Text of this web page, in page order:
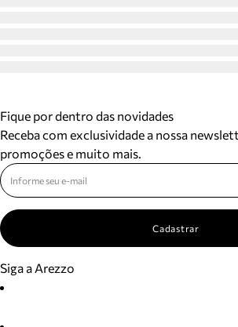
Fique por dentro das novidades
Receba com exclusividade a nossa
promoções e muito mais.
Cadastrar
Siga a Arezzo